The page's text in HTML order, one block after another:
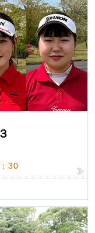
30